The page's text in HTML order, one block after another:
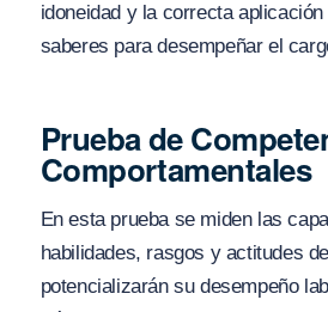
idoneidad y la correcta
saberes para desempeñar el
Prueba de
Comportamentales
En esta prueba se miden las
habilidades, rasgos y actitudes
potencializarán su desempeño